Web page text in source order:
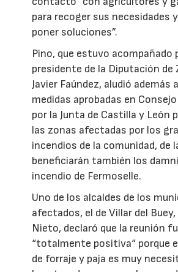
para recoger sus necesidades
poner soluciones”.
Pino, que estuvo acompañado
presidente de la Diputación de
Javier Faúndez, aludió además
medidas aprobadas en
por la Junta de Castilla y León
las zonas afectadas por los
incendios de la comunidad, de
beneficiarán también los
incendio de Fermoselle.
Uno de los alcaldes de los
afectados, el de Villar del Buey,
Nieto, declaró que la reunión
“totalmente positiva“ porque
de forraje y paja es muy